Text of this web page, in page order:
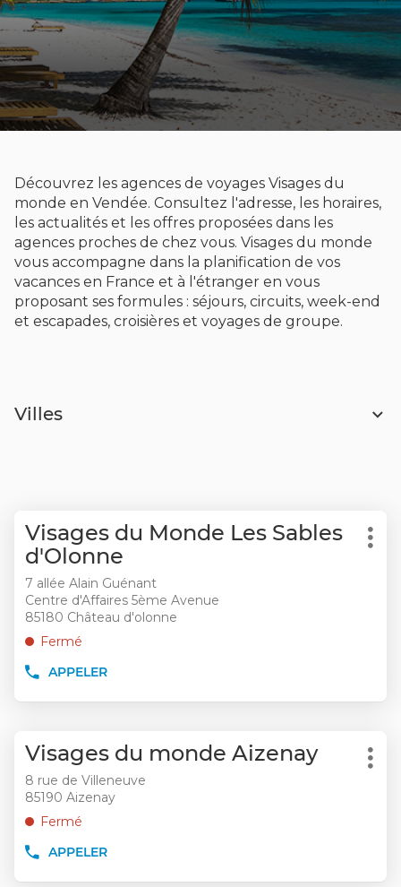
Découvrez les agences de voyages Visages du
monde en Vendée. Consultez l'adresse, les horaires,
les actualités et les offres proposées dans les
agences proches de chez vous. Visages du monde
vous accompagne dans la planification de vos
vacances en France et à l'étranger en vous
proposant ses formules : séjours, circuits, week-end
et escapades, croisières et voyages de groupe.
Villes
sur
touche
ENTRÉE
pour
obtenir
plus
amples
Point
de
vente
:
Visages du Monde Les Sables
d'Olonne
7 allée Alain Guénant
Centre d'Affaires 5ème Avenue
85180 Château d'olonne
Fermé
APPELER
AFFICHER
TÉLÉPHONE
DU
POINT
DE
VENTE
VISAGES
MONDE
Plus
sur
touche
ENTRÉE
obtenir
de
Point
de
vente
:
Visages du monde Aizenay
8 rue de Villeneuve
85190 Aizenay
Fermé
APPELER
AFFICHER
Plus